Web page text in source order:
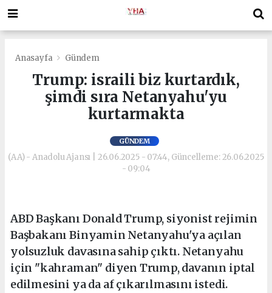
Anasayfa Gündem
Trump: israili biz kurtardık,
şimdi sıra Netanyahu'yu
kurtarmakta
GÜNDEM
(AA) - Anadolu Ajansı | 26.06.2025 - 07:44, Güncelleme: 26.06.2025
- 09:04
ABD Başkanı Donald Trump, siyonist rejimin
Başbakanı Binyamin Netanyahu'ya açılan
yolsuzluk davasına sahip çıktı. Netanyahu
için "kahraman" diyen Trump, davanın iptal
edilmesini ya da af çıkarılmasını istedi.